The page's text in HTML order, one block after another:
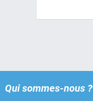
Qui sommes-nous ?